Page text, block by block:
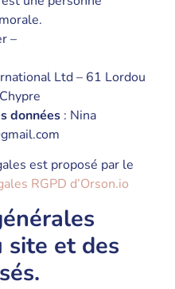
–
Ltd – 61 Lordou
données : Nina
est proposé par le
RGPD d’Orson.io
site et des